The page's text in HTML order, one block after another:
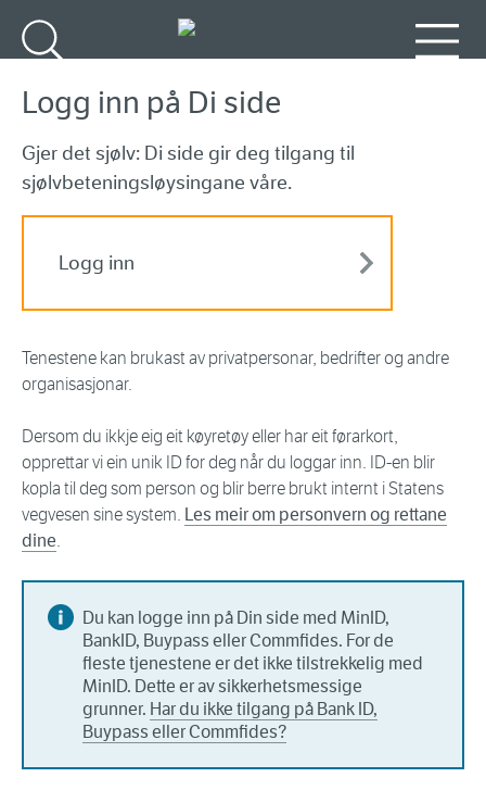
Logg inn på Di side
Gjer det sjølv: Di side gir deg tilgang til
sjølvbeteningsløysingane våre.
Logg inn
Tenestene kan brukast av privatpersonar, bedrifter og andre
organisasjonar.
Dersom du ikkje eig eit køyretøy eller har eit førarkort,
opprettar vi ein unik ID for deg når du loggar inn. ID-en blir
kopla til deg som person og blir berre brukt internt i Statens
vegvesen sine system. Les meir om personvern og rettane
dine.
Du kan logge inn på Din side med MinID,
BankID, Buypass eller Commfides. For de
fleste tjenestene er det ikke tilstrekkelig med
MinID. Dette er av sikkerhetsmessige
grunner. Har du ikke tilgang på Bank ID,
Buypass eller Commfides?